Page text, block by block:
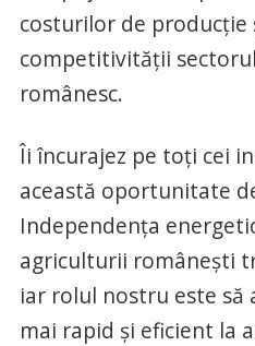
costurilor de producție
competitivității
românesc.
Îi încurajez pe toți cei
această oportunitate
Independența
agriculturii românești
iar rolul nostru este să
mai rapid și eficient la